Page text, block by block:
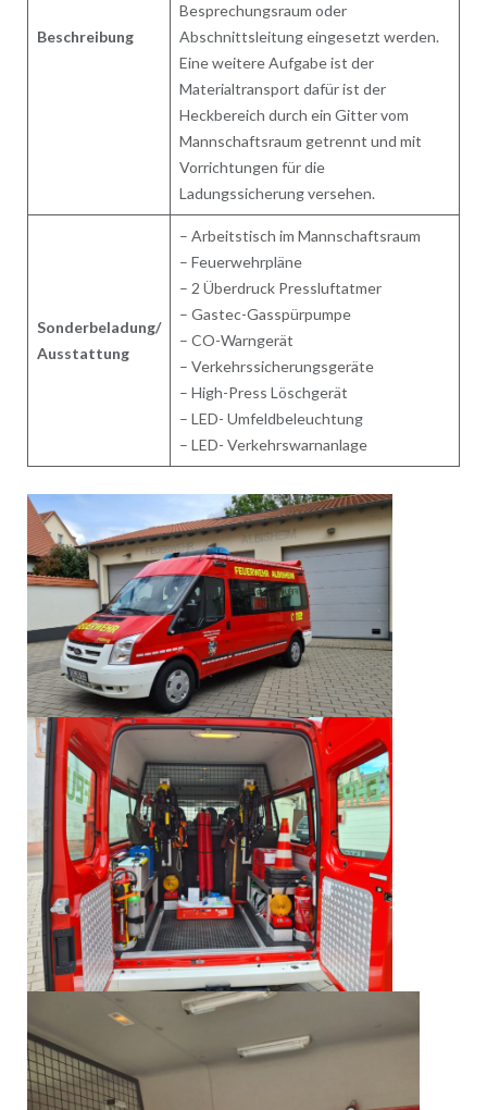
Beschreibung
Besprechungsraum oder
Abschnittsleitung eingesetzt werden.
Eine weitere Aufgabe ist der
Materialtransport dafür ist der
Heckbereich durch ein Gitter vom
Mannschaftsraum getrennt und mit
Vorrichtungen für die
Ladungssicherung versehen.
Sonderbeladung/
Ausstattung
– Arbeitstisch im Mannschaftsraum
– Feuerwehrpläne
– 2 Überdruck Pressluftatmer
– Gastec-Gasspürpumpe
– CO-Warngerät
– Verkehrssicherungsgeräte
– High-Press Löschgerät
– LED- Umfeldbeleuchtung
– LED- Verkehrswarnanlage